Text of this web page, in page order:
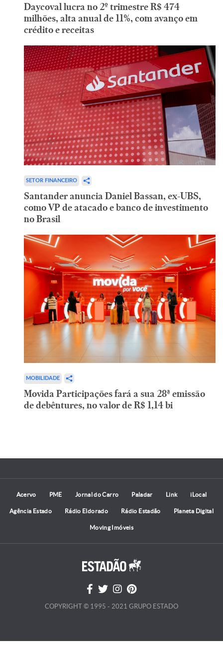
Daycoval lucra no 2º trimestre R$ 474
milhões, alta anual de 11%, com avanço em
crédito e receitas
SETOR FINANCEIRO
Santander anuncia Daniel Bassan, ex-UBS,
como VP de atacado e banco de investimento
no Brasil
MOBILIDADE
Movida Participações fará a sua 28ª emissão
de debêntures, no valor de R$ 1,14 bi
Acervo PME Jornal do Carro Paladar Link iLocal
Agência Estado Rádio Eldorado Rádio Estadão Planeta Digital
Moving Imóveis
COPYRIGHT © 1995 - 2021 GRUPO ESTADO